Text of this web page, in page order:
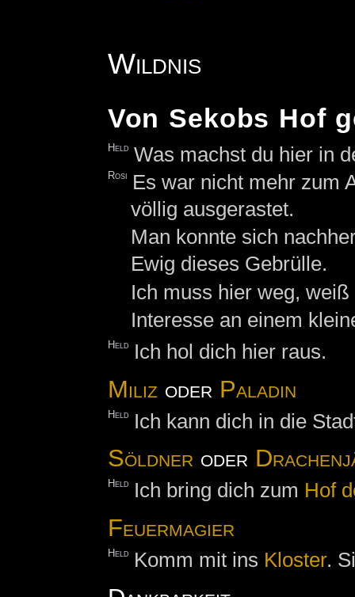
Wildnis
Von Sekobs Hof
Held Was machst du hier in
Rosi
Es war nicht mehr zum
völlig ausgerastet.
Man konnte sich
Ewig dieses Gebrülle.
Ich muss hier weg,
Interesse an einem
Held Ich hol dich hier raus.
Miliz oder Paladin
Held Ich kann dich in die
Söldner oder
Held Ich bring dich zum Hof
Feuermagier
Held Komm mit ins Kloster.